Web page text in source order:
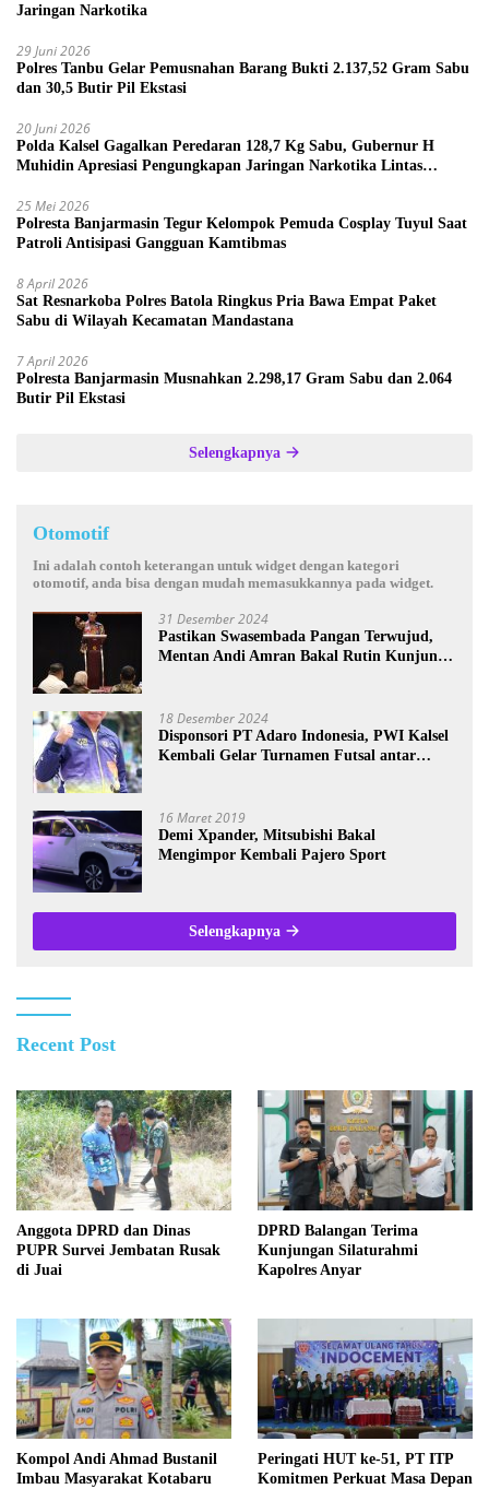
Jaringan Narkotika
29 Juni 2026
Polres Tanbu Gelar Pemusnahan Barang Bukti 2.137,52 Gram Sabu
dan 30,5 Butir Pil Ekstasi
20 Juni 2026
Polda Kalsel Gagalkan Peredaran 128,7 Kg Sabu, Gubernur H
Muhidin Apresiasi Pengungkapan Jaringan Narkotika Lintas
25 Mei 2026
Polresta Banjarmasin Tegur Kelompok Pemuda Cosplay Tuyul Saat
Patroli Antisipasi Gangguan Kamtibmas
8 April 2026
Sat Resnarkoba Polres Batola Ringkus Pria Bawa Empat Paket
Sabu di Wilayah Kecamatan Mandastana
7 April 2026
Polresta Banjarmasin Musnahkan 2.298,17 Gram Sabu dan 2.064
Butir Pil Ekstasi
Selengkapnya
Otomotif
Ini adalah contoh keterangan untuk widget dengan kategori
otomotif, anda bisa dengan mudah memasukkannya pada widget.
31 Desember 2024
Pastikan Swasembada Pangan Terwujud,
Mentan Andi Amran Bakal Rutin Kunjungi
18 Desember 2024
Disponsori PT Adaro Indonesia, PWI Kalsel
Kembali Gelar Turnamen Futsal antar
16 Maret 2019
Demi Xpander, Mitsubishi Bakal
Mengimpor Kembali Pajero Sport
Selengkapnya
Recent Post
Anggota DPRD dan Dinas
PUPR Survei Jembatan Rusak
di Juai
DPRD Balangan Terima
Kunjungan Silaturahmi
Kapolres Anyar
Kompol Andi Ahmad Bustanil
Imbau Masyarakat Kotabaru
Peringati HUT ke-51, PT ITP
Komitmen Perkuat Masa Depan